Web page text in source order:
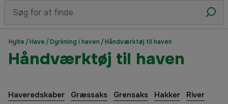
Hylte /Have /Dyrkning i haven /Håndværktøj til haven
Håndværktøj til haven
Haveredskaber Græssaks Grensaks Hakker
River